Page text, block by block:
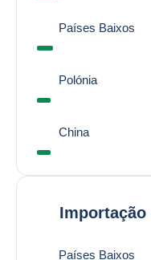
Países Baixos
Polónia
China
Importação
Países Baixos